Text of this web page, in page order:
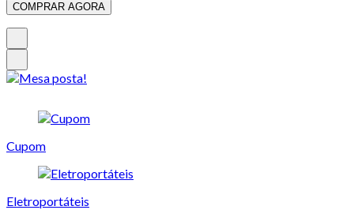
COMPRAR AGORA
Cupom
Eletroportáteis